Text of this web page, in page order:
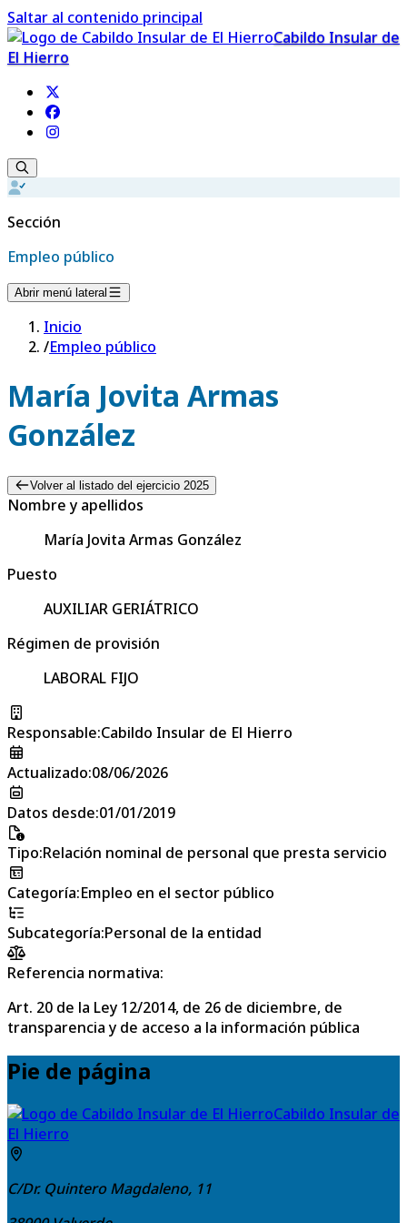
Saltar al contenido principal
Cabildo Insular de
El Hierro
Sección
Empleo público
Abrir menú lateral
Inicio
/Empleo público
María Jovita Armas
González
Volver al listado del ejercicio 2025
Nombre y apellidos
María Jovita Armas González
Puesto
AUXILIAR GERIÁTRICO
Régimen de provisión
LABORAL FIJO
Responsable:Cabildo Insular de El Hierro
Actualizado:08/06/2026
Datos desde:01/01/2019
Tipo:Relación nominal de personal que presta servicio
Categoría:Empleo en el sector público
Subcategoría:Personal de la entidad
Referencia normativa:
Art. 20 de la Ley 12/2014, de 26 de diciembre, de
transparencia y de acceso a la información pública
Pie de página
Cabildo Insular de
El Hierro
C/Dr. Quintero Magdaleno, 11